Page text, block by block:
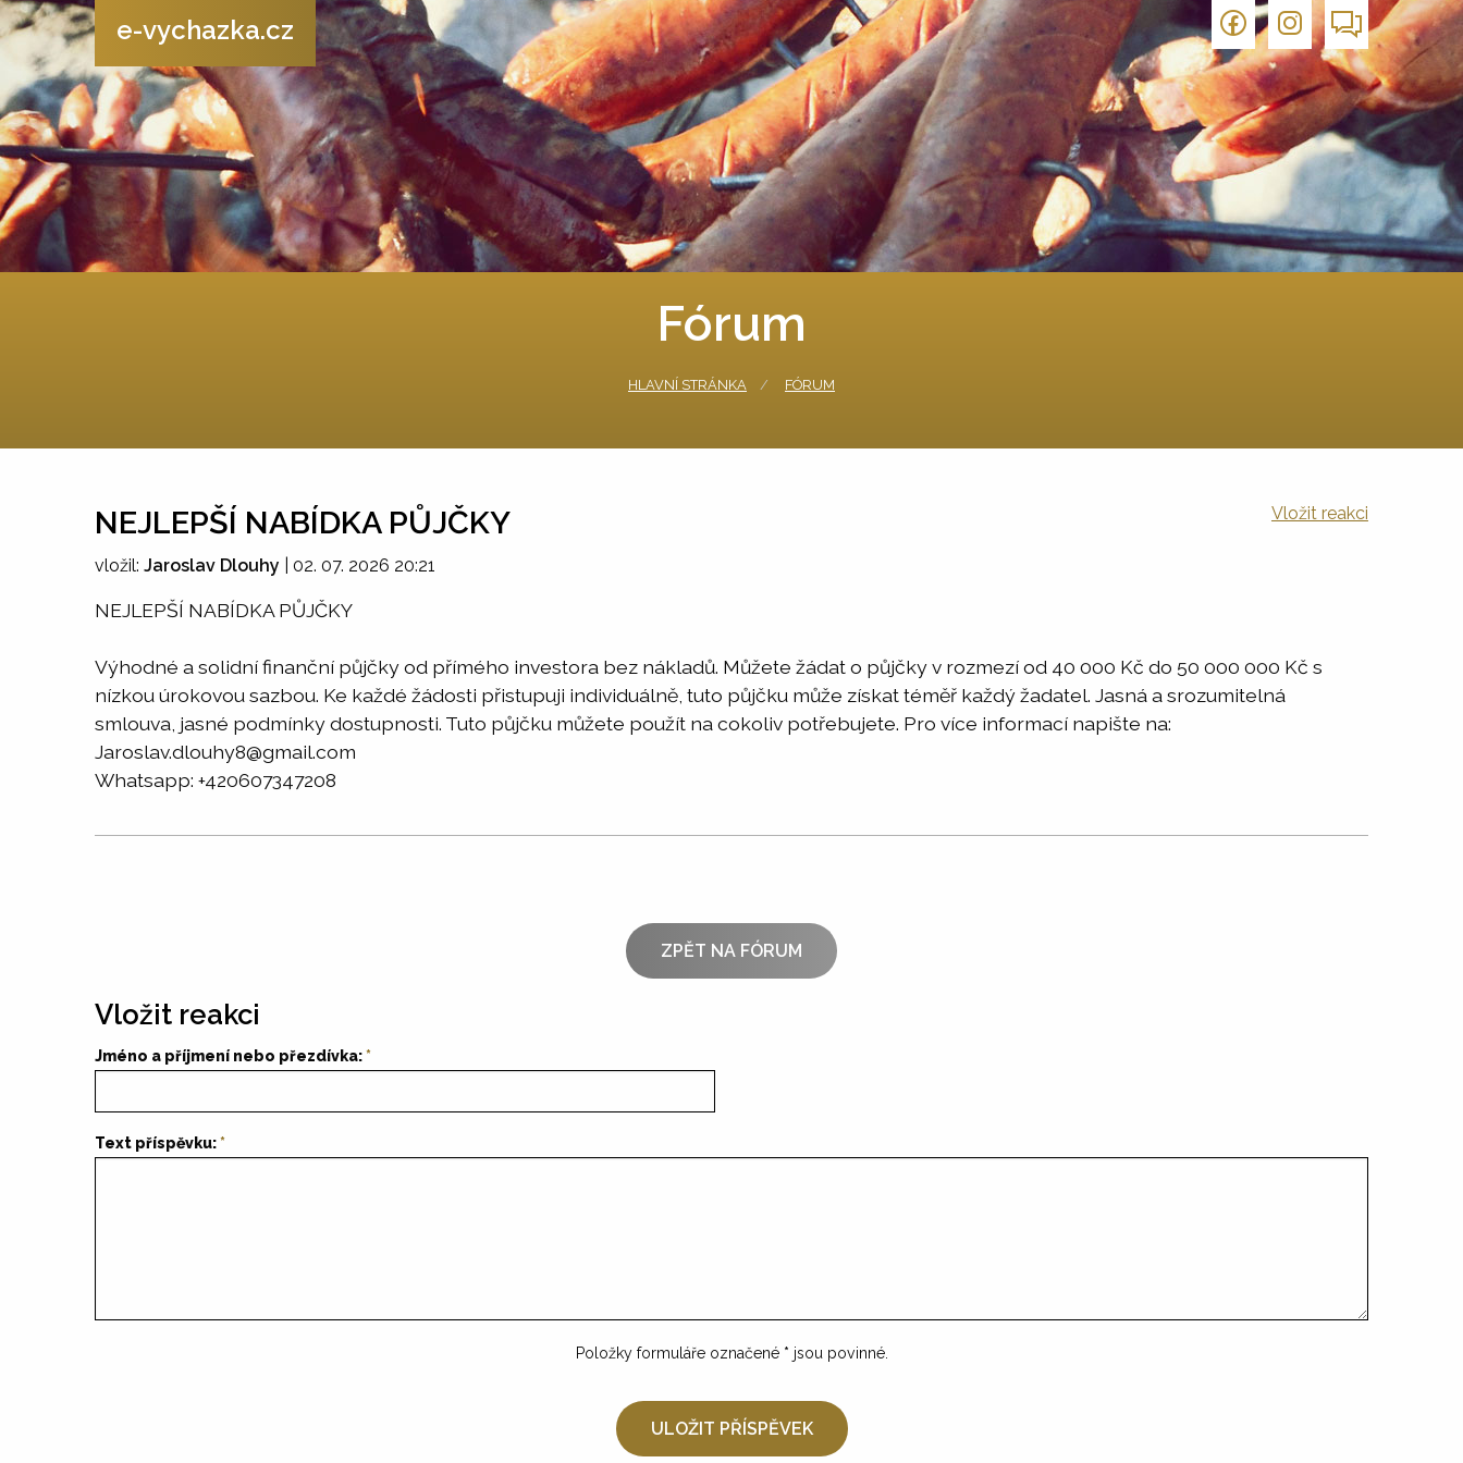
e-vychazka.cz
Fórum
HLAVNÍ STRÁNKA FÓRUM
NEJLEPŠÍ NABÍDKA PŮJČKY Vložit reakci
vložil: Jaroslav Dlouhy 02. 07. 2026 20:21
NEJLEPŠÍ NABÍDKA PŮJČKY
Výhodné a solidní finanční půjčky od přímého investora bez nákladů. Můžete žádat o půjčky v rozmezí od 40 000 Kč do 50 000 000 Kč s
nízkou úrokovou sazbou. Ke každé žádosti přistupuji individuálně, tuto půjčku může získat téměř každý žadatel. Jasná a srozumitelná
smlouva, jasné podmínky dostupnosti. Tuto půjčku můžete použít na cokoliv potřebujete. Pro více informací napište na:
Jaroslav.dlouhy8@gmail.com
Whatsapp: +420607347208
ZPĚT NA FÓRUM
Vložit reakci
Jméno a příjmení nebo přezdívka:
Text příspěvku:
Položky formuláře označené * jsou povinné.